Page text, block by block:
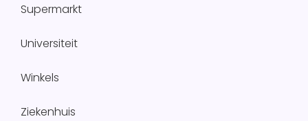
Supermarkt
Universiteit
Winkels
Ziekenhuis